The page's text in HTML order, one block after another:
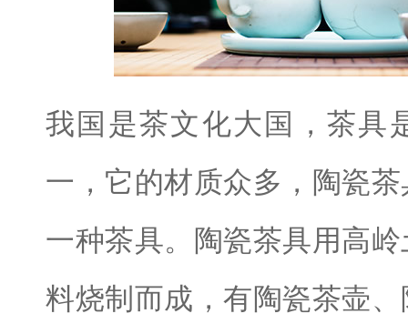
我国是茶文化大国，茶具
一，它的材质众多，陶瓷
一种茶具。陶瓷茶具用高
料烧制而成，有陶瓷茶壶